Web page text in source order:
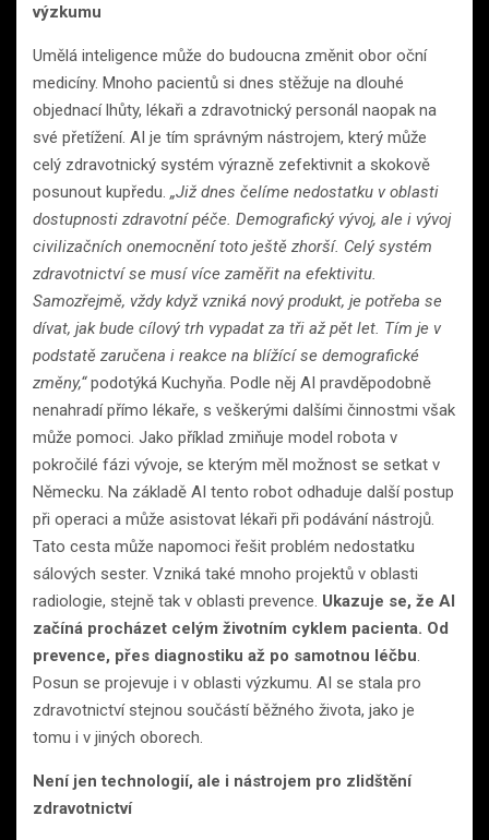
výzkumu
Umělá inteligence může do budoucna změnit obor oční
medicíny. Mnoho pacientů si dnes stěžuje na dlouhé
objednací lhůty, lékaři a zdravotnický personál naopak na
své přetížení. AI je tím správným nástrojem, který může
celý zdravotnický systém výrazně zefektivnit a skokově
posunout kupředu. „Již dnes čelíme nedostatku v oblasti
dostupnosti zdravotní péče. Demografický vývoj, ale i vývoj
civilizačních onemocnění toto ještě zhorší. Celý systém
zdravotnictví se musí více zaměřit na efektivitu.
Samozřejmě, vždy když vzniká nový produkt, je potřeba se
dívat, jak bude cílový trh vypadat za tři až pět let. Tím je v
podstatě zaručena i reakce na blížící se demografické
změny,“podotýká Kuchyňa. Podle něj AI pravděpodobně
nenahradí přímo lékaře, s veškerými dalšími činnostmi však
může pomoci. Jako příklad zmiňuje model robota v
pokročilé fázi vývoje, se kterým měl možnost se setkat v
Německu. Na základě AI tento robot odhaduje další postup
při operaci a může asistovat lékaři při podávání nástrojů.
Tato cesta může napomoci řešit problém nedostatku
sálových sester. Vzniká také mnoho projektů v oblasti
radiologie, stejně tak v oblasti prevence. Ukazuje se, že AI
začíná procházet celým životním cyklem pacienta. Od
prevence, přes diagnostiku až po samotnou léčbu
Posun se projevuje i v oblasti výzkumu. AI se stala pro
zdravotnictví stejnou součástí běžného života, jako je
tomu i v jiných oborech.
Není jen technologií, ale i nástrojem pro zlidštění
zdravotnictví